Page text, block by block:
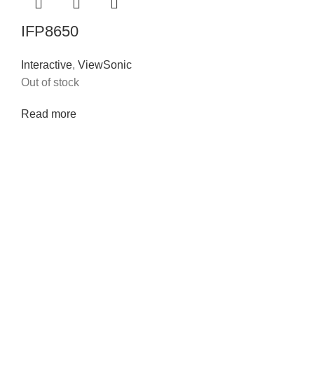
IFP8650
Interactive, ViewSonic
Out of stock
Read more